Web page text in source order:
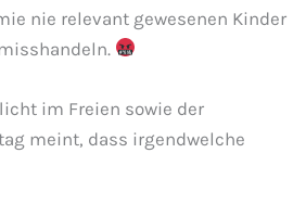
nie relevant gewesenen Kinder
im Freien sowie der
meint, dass irgendwelche